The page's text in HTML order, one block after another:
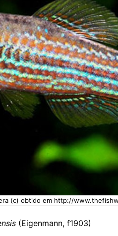
(c) obtido em http://
(Eigenmann, f1903)